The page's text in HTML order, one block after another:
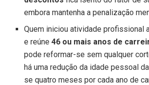
embora mantenha a penalização
Quem iniciou atividade profissional
e reúne46 ou mais anos de
pode reformar-se sem qualquer
há uma redução da idade pessoal
se quatro meses por cada ano de